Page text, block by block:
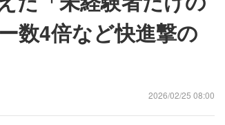
数4倍など快進撃の
2026/02/25 08:00